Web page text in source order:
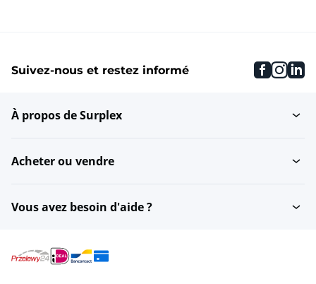
Tracto-pelles Pelles sur pneus
Accessoires autres
Suivez-nous et restez informé
À propos de Surplex
Acheter ou vendre
Vous avez besoin d'aide ?